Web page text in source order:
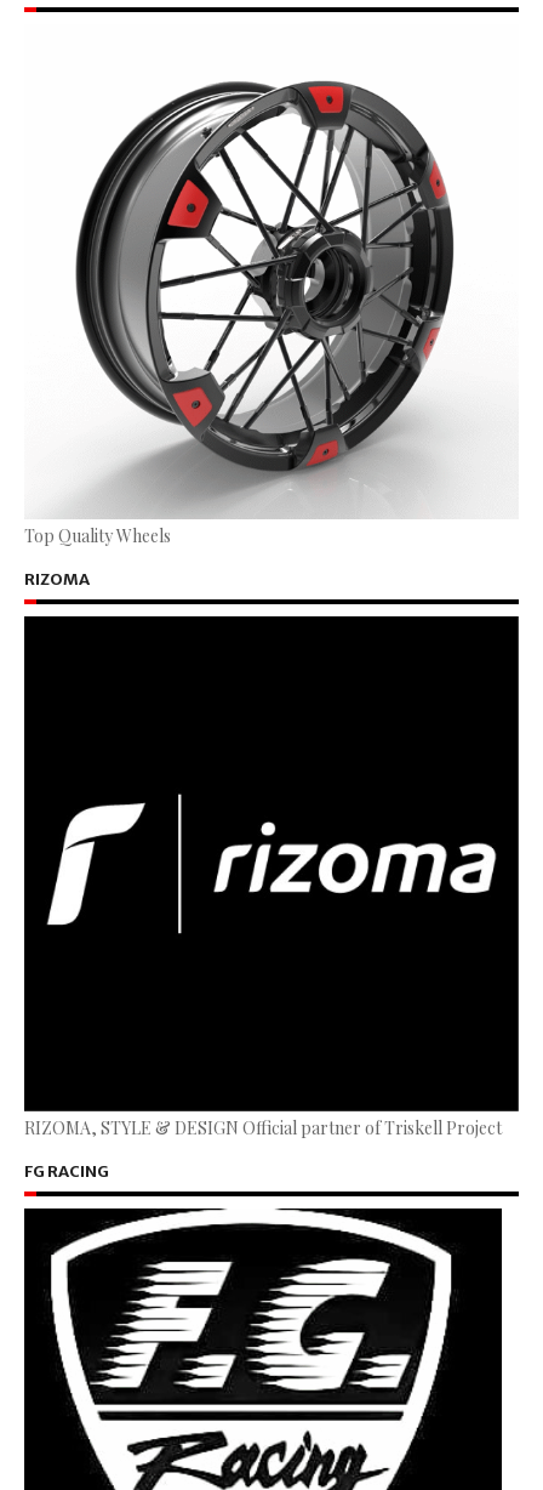
Top Quality Wheels
RIZOMA
RIZOMA, STYLE & DESIGN Official partner of Triskell Project
FG RACING